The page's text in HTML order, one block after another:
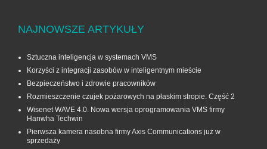
NAJNOWSZE ARTYKUŁY
Sztuczna inteligencja w systemach VMS
Korzyści z integracji zasobów w inteligentnym mieście
Bezpieczeństwo i zdrowie pracowników
Rozmieszczenie czujek pożarowych na płaskim stropie. Część 2
Wisenet WAVE 4.0. Nowa wersja oprogramowania VMS firmy
Hanwha Techwin
Pierwsza kamera nasobna firmy Axis Communications już w
sprzedaży